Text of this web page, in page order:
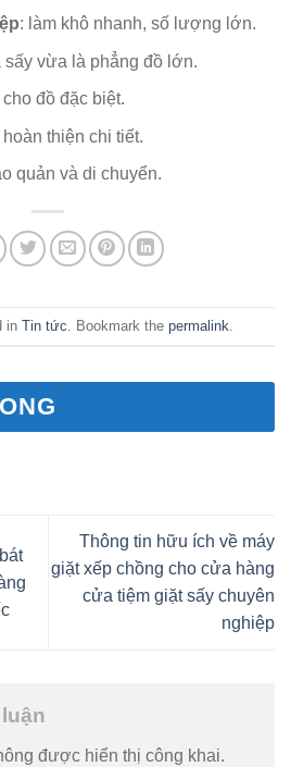
: làm khô nhanh, số lượng lớn.
sấy vừa là phẳng đồ lớn.
cho đồ đặc biệt.
hoàn thiện chi tiết.
quản và di chuyển.
in Tin tức . Bookmark the permalink
Thông tin hữu ích về máy
giặt xếp chồng cho cửa hàng
cửa tiệm giặt sấy chuyên
nghiệp
được hiển thị công khai.